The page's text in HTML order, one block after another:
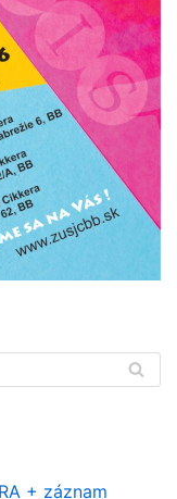
+ záznam